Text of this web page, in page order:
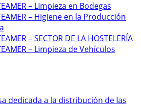
– Limpieza en Bodegas
– Higiene en la Producción
– SECTOR DE LA HOSTELERÍA
– Limpieza de Vehículos